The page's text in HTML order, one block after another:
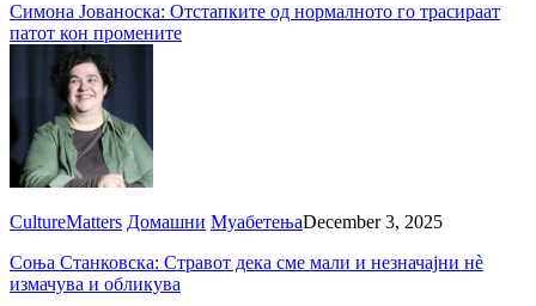
Симона Јованоска: Отстапките од нормалното го трасираат
патот кон промените
CultureMatters Домашни МуабетењаDecember 3, 2025
Соња Станковска: Стравот дека сме мали и незначајни нè
измачува и обликува